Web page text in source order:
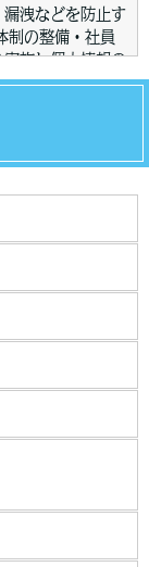
洩などを防止す
制の整備・社員
施し個人情報の
のご連絡や業務
ルや資料のご送
切に管理し、次
三者に開示いた
開示する場合・
情報の安全対策
などをご希望さ
応させていただ